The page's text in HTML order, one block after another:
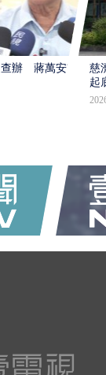
辦 蔣萬安態
慈
起